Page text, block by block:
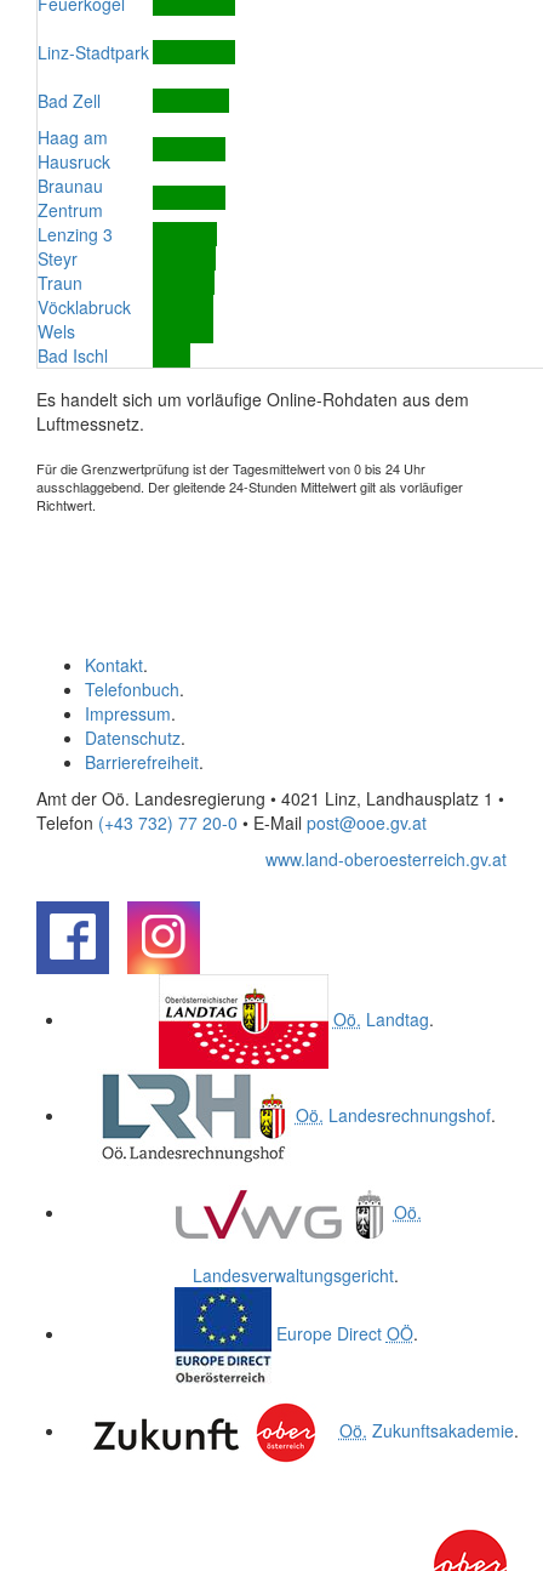
Linz-Stadtpark
Bad Zell
Haag am
Hausruck
Braunau
Zentrum
Lenzing 3
Steyr
Traun
Vöcklabruck
Wels
Bad Ischl
Es handelt sich um vorläufige Online-Rohdaten aus dem
Luftmessnetz.
Für die Grenzwertprüfung ist der Tagesmittelwert von 0 bis 24 Uhr
ausschlaggebend. Der gleitende 24-Stunden Mittelwert gilt als vorläufiger
Richtwert.
Kontakt.
Telefonbuch.
Impressum.
Datenschutz.
Barrierefreiheit.
Amt der Oö. Landesregierung • 4021 Linz, Landhausplatz 1 •
Telefon (+43 732) 77 20-0 • E-Mail post@ooe.gv.at
www.land-oberoesterreich.gv.at
Oö. Landtag.
Oö. Landesrechnungshof.
Oö.
Landesverwaltungsgericht.
Europe Direct OÖ.
Oö. Zukunftsakademie.